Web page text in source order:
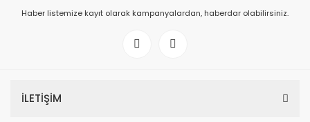
Haber listemize kayıt olarak kampanyalardan, haberdar olabilirsiniz.
İLETİŞİM